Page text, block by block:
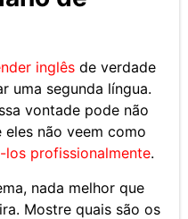
inglês de verdade
uma segunda língua.
vontade pode não
não veem como
los profissionalmente.
nada melhor que
Mostre quais são os